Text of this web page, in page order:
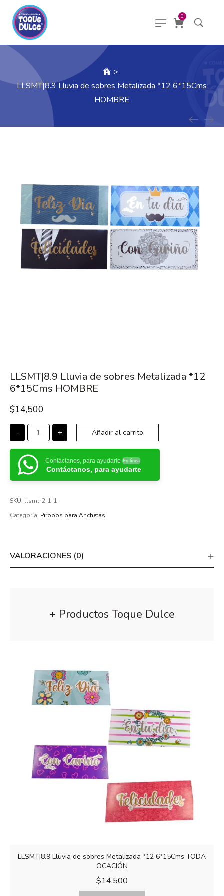
0
>
LLSMT|8.9 Lluvia de sobres Metalizada *12 6*15Cms
HOMBRE
LLSMT|8.9 Lluvia de sobres Metalizada *12
6*15Cms HOMBRE
$14,500
- + Añadir al carrito
Contáctanos, para ayudarte En línea
Contáctanos, para ayudarte
SKU: llsmt-2-1-1
Categoría: Piropos para Anchetas
VALORACIONES (0)
+ Productos Toque Dulce
LLSMT|8.9 Lluvia de sobres Metalizada *12 6*15Cms TODA
OCACIÓN
$14,500